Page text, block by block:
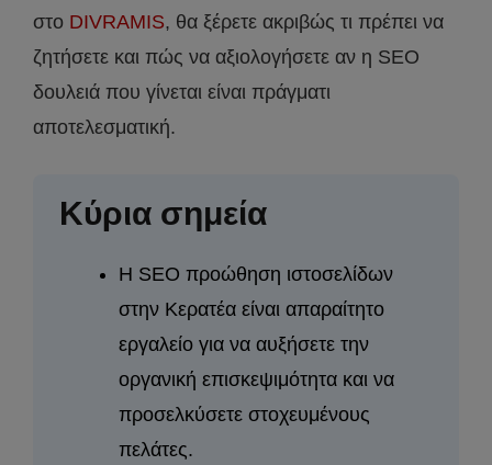
στο DIVRAMIS, θα ξέρετε ακριβώς τι πρέπει να
ζητήσετε και πώς να αξιολογήσετε αν η SEO
δουλειά που γίνεται είναι πράγματι
αποτελεσματική.
Κύρια σημεία
Η SEO προώθηση ιστοσελίδων
στην Κερατέα είναι απαραίτητο
εργαλείο για να αυξήσετε την
οργανική επισκεψιμότητα και να
προσελκύσετε στοχευμένους
πελάτες.